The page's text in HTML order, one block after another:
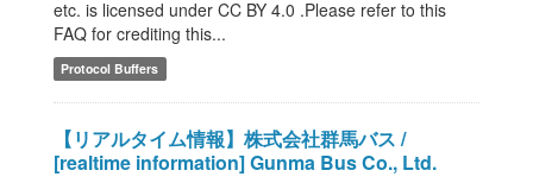
etc. is licensed under CC BY 4.0 .Please refer to this
FAQ for crediting this...
Protocol Buffers
【リアルタイム情報】株式会社群馬バス /
[realtime information] Gunma Bus Co., Ltd.